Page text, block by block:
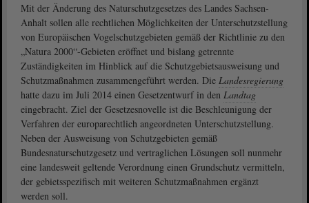
Mit der Änderung des Naturschutzgesetzes des Landes Sachsen-
Anhalt sollen alle rechtlichen Möglichkeiten der Unterschutzstellung
von Europäischen Vogelschutzgebieten gemäß der Richtlinie zu den
„Natura 2000“-Gebieten eröffnet und bislang getrennte
Zuständigkeiten im Hinblick auf die Schutzgebietsausweisung und
Schutzmaßnahmen zusammengeführt werden. Die Landesregierung
hatte dazu im Juli 2014 einen Gesetzentwurf in den Landtag
eingebracht. Ziel der Gesetzesnovelle ist die Beschleunigung der
Verfahren der europarechtlich angeordneten Unterschutzstellung.
Neben der Ausweisung von Schutzgebieten gemäß
Bundesnaturschutzgesetz und vertraglichen Lösungen soll nunmehr
eine landesweit geltende Verordnung einen Grundschutz vermitteln,
der gebietsspezifisch mit weiteren Schutzmaßnahmen ergänzt
werden soll.